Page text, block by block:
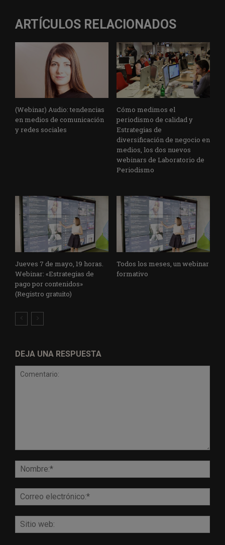
ARTÍCULOS RELACIONADOS
(Webinar) Audio: tendencias
en medios de comunicación
y redes sociales
Cómo medimos el
periodismo de calidad y
Estrategias de
diversificación de negocio en
medios, los dos nuevos
webinars de Laboratorio de
Periodismo
Jueves 7 de mayo, 19 horas.
Webinar: «Estrategias de
pago por contenidos»
(Registro gratuito)
Todos los meses, un webinar
formativo
DEJA UNA RESPUESTA